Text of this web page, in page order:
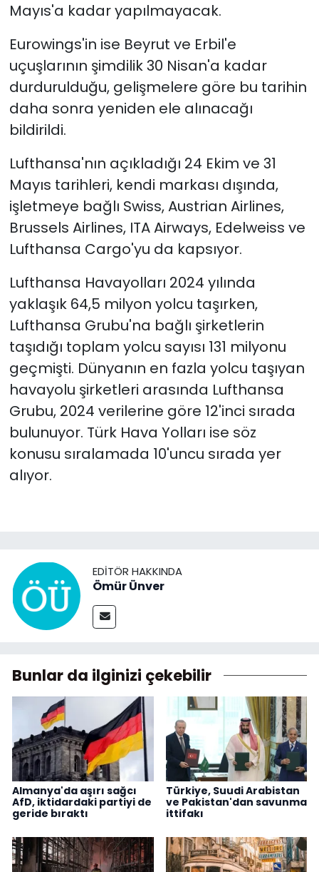
Mayıs'a kadar yapılmayacak.
Eurowings'in ise Beyrut ve Erbil'e
uçuşlarının şimdilik 30 Nisan'a kadar
durdurulduğu, gelişmelere göre bu tarihin
daha sonra yeniden ele alınacağı
bildirildi.
Lufthansa'nın açıkladığı 24 Ekim ve 31
Mayıs tarihleri, kendi markası dışında,
işletmeye bağlı Swiss, Austrian Airlines,
Brussels Airlines, ITA Airways, Edelweiss ve
Lufthansa Cargo'yu da kapsıyor.
Lufthansa Havayolları 2024 yılında
yaklaşık 64,5 milyon yolcu taşırken,
Lufthansa Grubu'na bağlı şirketlerin
taşıdığı toplam yolcu sayısı 131 milyonu
geçmişti. Dünyanın en fazla yolcu taşıyan
havayolu şirketleri arasında Lufthansa
Grubu, 2024 verilerine göre 12'inci sırada
bulunuyor. Türk Hava Yolları ise söz
konusu sıralamada 10'uncu sırada yer
alıyor.
EDITÖR HAKKINDA
Ömür Ünver
Bunlar da ilginizi çekebilir
Almanya'da aşırı sağcı
AfD, iktidardaki partiyi de
geride bıraktı
Türkiye, Suudi Arabistan
ve Pakistan'dan savunma
ittifakı